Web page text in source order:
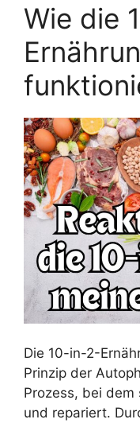
Wie die
Die 10-in-2-
Prinzip der
Prozess, bei
und repariert.